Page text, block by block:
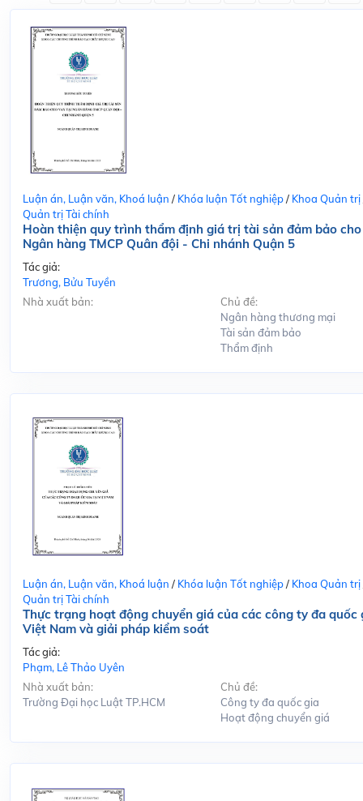
Luận án, Luận văn, Khoá luận / Khóa luận Tốt nghiệp/ Khoa Quản trị
Quản trị Tài chính
Hoàn thiện quy trình thẩm định giá trị tài sản đảm bảo
Ngân hàng TMCP Quân đội - Chi nhánh Quận 5
Tác giả:
Trương, Bửu Tuyền
Nhà xuất bản:
Chủ đề:
Ngân hàng thương mại
Tài sản đảm bảo
Thẩm định
Luận án, Luận văn, Khoá luận / Khóa luận Tốt nghiệp/ Khoa Quản trị
Quản trị Tài chính
Thực trạng hoạt động chuyển giá của các công ty đa quốc
Việt Nam và giải pháp kiểm soát
Tác giả:
Phạm, Lê Thảo Uyên
Nhà xuất bản:
Trường Đại học Luật TP.HCM
Chủ đề:
Công ty đa quốc gia
Hoạt động chuyển giá